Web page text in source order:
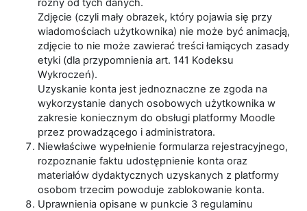
różny od tych danych.
Zdjęcie (czyli mały obrazek, który pojawia się przy
wiadomościach użytkownika) nie może być animacją,
zdjęcie to nie może zawierać treści łamiących zasady
etyki (dla przypomnienia art. 141 Kodeksu
Wykroczeń).
Uzyskanie konta jest jednoznaczne ze zgoda na
wykorzystanie danych osobowych użytkownika w
zakresie koniecznym do obsługi platformy Moodle
przez prowadzącego i administratora.
Niewłaściwe wypełnienie formularza rejestracyjnego,
rozpoznanie faktu udostępnienie konta oraz
materiałów dydaktycznych uzyskanych z platformy
osobom trzecim powoduje zablokowanie konta.
Uprawnienia opisane w punkcie 3 regulaminu